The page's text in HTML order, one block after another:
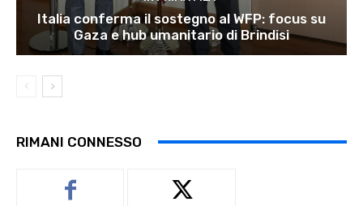
Italia conferma il sostegno al WFP: focus su
Gaza e hub umanitario di Brindisi
RIMANI CONNESSO